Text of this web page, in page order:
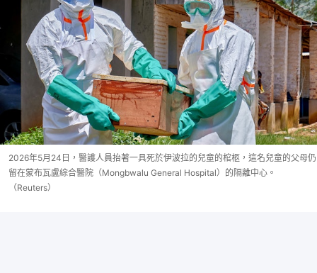
2026年5月24日，醫護人員抬著一具死於伊波拉的兒童的棺柩，這名兒童的父母仍
留在蒙布瓦盧綜合醫院（Mongbwalu General Hospital）的隔離中心。
（Reuters）